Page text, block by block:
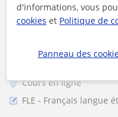
1er
Cora
★ 4,9
Cours en ligne
FLE - Français langue
d'informations, vous
cookies et Politique de
Panneau des